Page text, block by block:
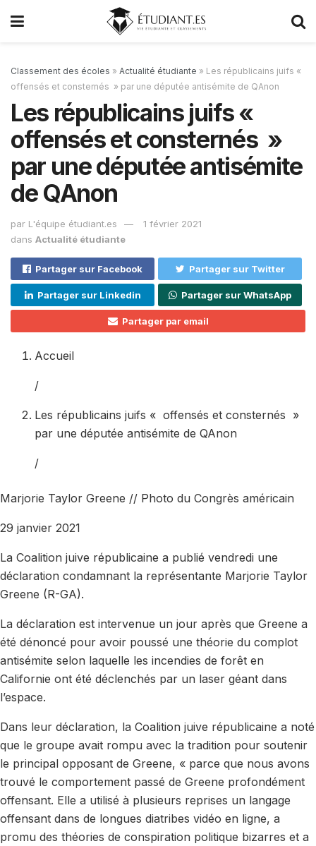
Classement des écoles » Actualité étudiante » Les républicains juifs «
offensés et consternés » par une députée antisémite de QAnon
Les républicains juifs «
offensés et consternés »
par une députée antisémite
de QAnon
par L'équipe étudiant.es
1 février 2021
dans Actualité étudiante
Partager sur Facebook Partager sur Twitter
Partager sur Linkedin Partager sur WhatsApp
Partager par email
Accueil
/
Les républicains juifs « offensés et consternés »
par une députée antisémite de QAnon
/
Marjorie Taylor Greene // Photo du Congrès américain
29 janvier 2021
La Coalition juive républicaine a publié vendredi une
déclaration condamnant la représentante Marjorie Taylor
Greene (R-GA).
La déclaration est intervenue un jour après que Greene a
été dénoncé pour avoir poussé une théorie du complot
antisémite selon laquelle les incendies de forêt en
Californie ont été déclenchés par un laser géant dans
l’espace.
Dans leur déclaration, la Coalition juive républicaine a noté
que le groupe avait rompu avec la tradition pour soutenir
le principal opposant de Greene, « parce que nous avons
trouvé le comportement passé de Greene profondément
offensant. Elle a utilisé à plusieurs reprises un langage
offensant dans de longues diatribes vidéo en ligne, a
promu des théories de conspiration politique bizarres et a